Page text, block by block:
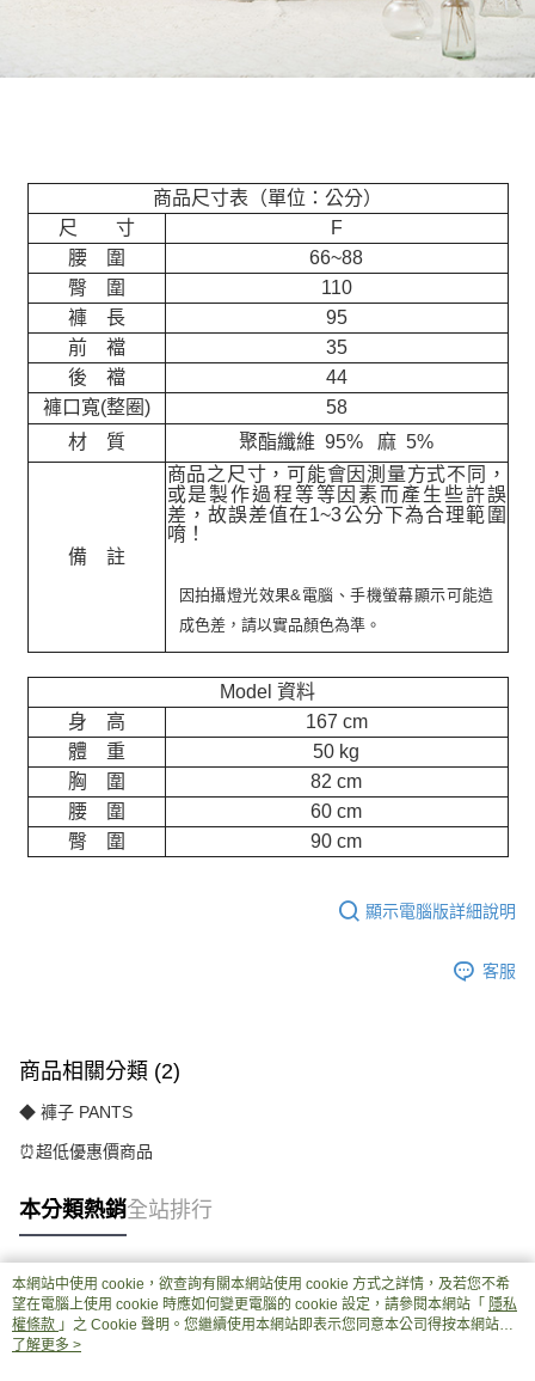
商品尺寸表（單位：公分）
尺 寸
F
腰 圍
66~88
臀 圍
110
褲 長
95
前 襠
35
後 襠
44
褲口寬(整圈)
58
材 質
聚酯纖維 95% 麻 5%
備 註
商品之尺寸，可能會因測量方式不同，
或是製作過程等等因素而產生些許誤
差，故誤差值在1~3公分下為合理範圍
唷！
因拍攝燈光效果&電腦、手機螢幕顯示可能造
成色差，請以實品顏色為準。
Model 資料
身 高
167 cm
體 重
50 kg
胸 圍
82 cm
腰 圍
60 cm
臀 圍
90 cm
顯示電腦版詳細說明
客服
商品相關分類 (2)
◆ 褲子 PANTS
⏰超低優惠價商品
本分類熱銷全站排行
熱門標籤
本網站中使用 cookie，欲查詢有關本網站使用 cookie 方式之詳情，及若您不希
望在電腦上使用 cookie 時應如何變更電腦的 cookie 設定，請參閱本網站「 隱私
權條款 」之 Cookie 聲明。您繼續使用本網站即表示您同意本公司得按本網站使
用條款之 Cookie 聲明使用 cookie。
了解更多 >